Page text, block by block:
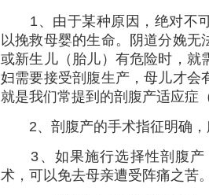
1、由于某种原因，绝对不可
以挽救母婴的生命。阴道分娩无
或新生儿（胎儿）有危险时，就
妇需要接受剖腹生产，母儿才会
就是我们常提到的剖腹产适应症
2、剖腹产的手术指征明确，
3、如果施行选择性剖腹产
术，可以免去母亲遭受阵痛之苦